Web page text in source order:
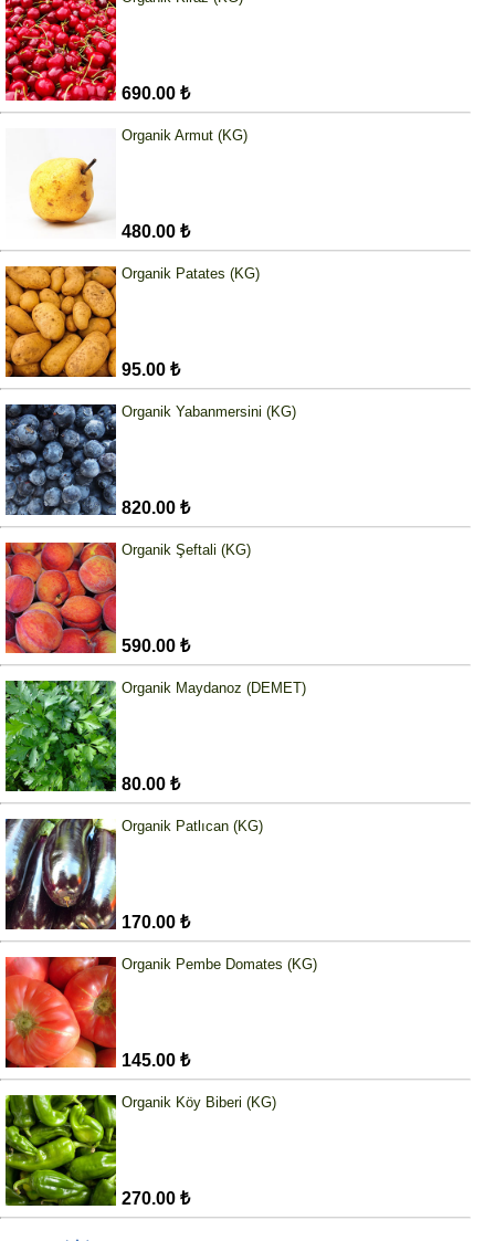
690.00 ₺
Organik Armut (KG)
480.00 ₺
Organik Patates (KG)
95.00 ₺
Organik Yabanmersini (KG)
820.00 ₺
Organik Şeftali (KG)
590.00 ₺
Organik Maydanoz (DEMET)
80.00 ₺
Organik Patlıcan (KG)
170.00 ₺
Organik Pembe Domates (KG)
145.00 ₺
Organik Köy Biberi (KG)
270.00 ₺